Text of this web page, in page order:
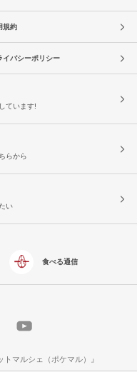
規約
イバシーポリシー
ています!
らから
い
食べる通信
マルシェ（ポケマル）』